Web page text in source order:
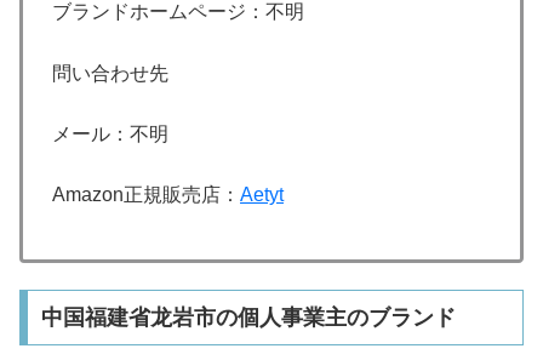
ブランドホームページ：不明
問い合わせ先
メール：不明
Amazon正規販売店： Aetyt
中国福建省龙岩市の個人事業主のブランド